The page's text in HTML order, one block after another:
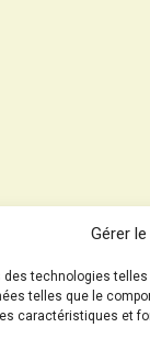
Gérer
technologies
telles que le
caractéristiques et